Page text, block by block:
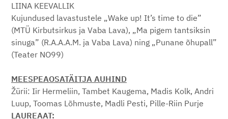
LIINA KEEVALLIK
Kujundused lavastustele „Wake up! It’s time to die”
(MTÜ Kirbutsirkus ja Vaba Lava), „Ma pigem tantsiksin
sinuga” (R.A.A.A.M. ja Vaba Lava) ning „Punane õhupall”
(Teater NO99)
MEESPEAOSATÄITJA AUHIND
Žürii: Iir Hermeliin, Tambet Kaugema, Madis Kolk, Andri
Luup, Toomas Lõhmuste, Madli Pesti, Pille-Riin Purje
LAUREAAT: